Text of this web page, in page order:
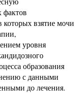
фактов
взятие мочи
уровня
образования
с данными
до лечения.